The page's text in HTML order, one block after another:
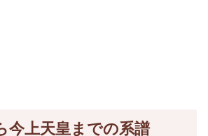
今上天皇までの系譜